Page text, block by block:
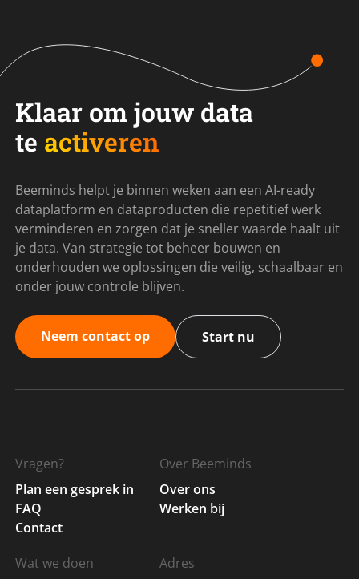
Klaar om jouw data
te activeren
Beeminds helpt je binnen weken aan een AI-ready
dataplatform en dataproducten die repetitief werk
verminderen en zorgen dat je sneller waarde haalt uit
je data. Van strategie tot beheer bouwen en
onderhouden we oplossingen die veilig, schaalbaar en
onder jouw controle blijven.
Neem contact op Start nu
Vragen?
Plan een gesprek in
FAQ
Contact
Over Beeminds
Over ons
Werken bij
Wat we doen
Adres